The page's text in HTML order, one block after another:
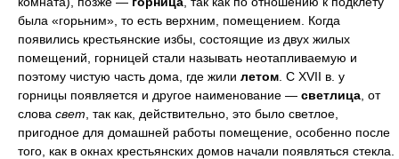
была «горьним», то есть верхним, помещением. Когда
появились крестьянские избы, состоящие из двух жилых
помещений, горницей стали называть неотапливаемую и
поэтому чистую часть дома, где жили летом . С ХVII в. у
горницы появляется и другое наименование — светлица , от
слова свет , так как, действительно, это было светлое,
пригодное для домашней работы помещение, особенно после
того, как в окнах крестьянских домов начали появляться стекла.